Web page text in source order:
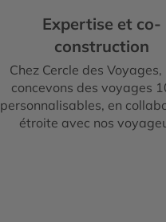
Expertise et co-
construction
Chez Cercle des Voyages,
concevons des voyages
personnalisables, en
étroite avec nos